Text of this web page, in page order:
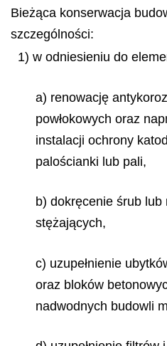
Bieżąca konserwacja
szczególności:
1) w odniesieniu do
a) renowację
powłokowych oraz
instalacji ochrony
palościanki lub pali,
b) dokręcenie śrub
stężających,
c) uzupełnienie
oraz bloków
nadwodnych budowli